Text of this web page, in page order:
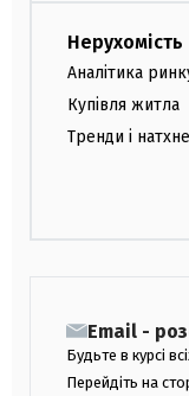
Нерухомість
Аналітика
Купівля житла
Тренди і
Email -
Будьте в курсі
Перейдіть на